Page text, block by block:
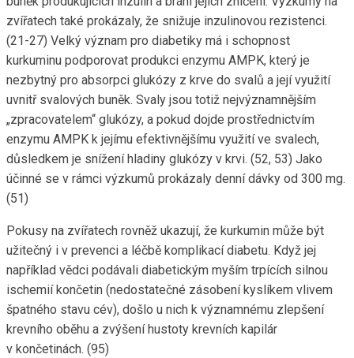
zvířatech také prokázaly, že snižuje inzulinovou rezistenci.
(21-27) Velký význam pro diabetiky má i schopnost
kurkuminu podporovat produkci enzymu AMPK, který je
nezbytný pro absorpci glukózy z krve do svalů a její využití
uvnitř svalových buněk. Svaly jsou totiž nejvýznamnějším
„zpracovatelem“ glukózy, a pokud dojde prostřednictvím
enzymu AMPK k jejímu efektivnějšímu využití ve svalech,
důsledkem je snížení hladiny glukózy v krvi. (52, 53) Jako
účinné se v rámci výzkumů prokázaly denní dávky od 300 mg.
(51)
Pokusy na zvířatech rovněž ukazují, že kurkumin může být
užitečný i v prevenci a léčbě komplikací diabetu. Když jej
například vědci podávali diabetickým myším trpících silnou
ischemií končetin (nedostatečné zásobení kyslíkem vlivem
špatného stavu cév), došlo u nich k významnému zlepšení
krevního oběhu a zvýšení hustoty krevních kapilár
v končetinách. (95)